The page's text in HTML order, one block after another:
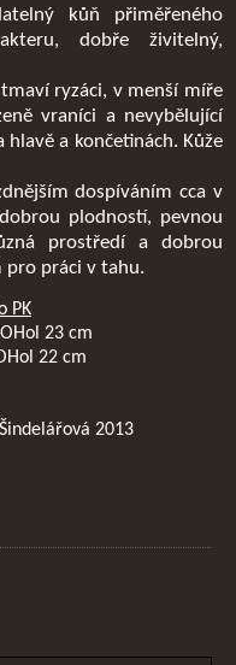
kůň přiměřeného
dobře živitelný,
ryzáci, v menší míře
vraníci a nevybělující
a končetinách. Kůže
dospíváním cca v
plodností, pevnou
prostředí a dobrou
pro práci v tahu.
PK
23 cm
22 cm
2013